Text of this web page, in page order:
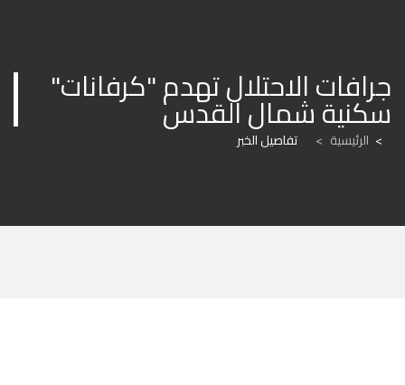
سكنية شمال القدس
الرئيسية > تفاصيل الخبر